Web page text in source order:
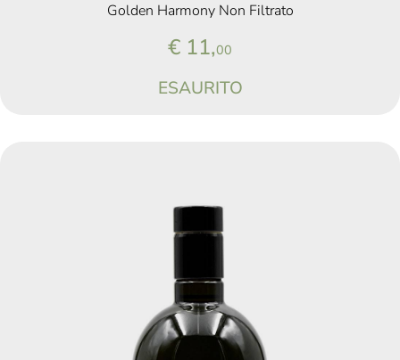
Golden Harmony Non Filtrato
€ 11,00
ESAURITO